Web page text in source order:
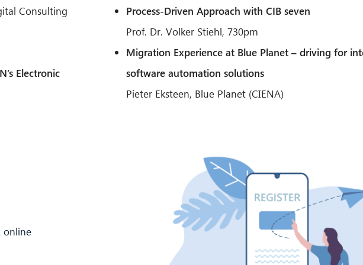
Consulting
Electronic
Process-Driven Approach with CIB seven
Prof. Dr. Volker Stiehl, 730pm
Migration Experience at Blue Planet – driving for
software automation solutions
Pieter Eksteen, Blue Planet (CIENA)
online